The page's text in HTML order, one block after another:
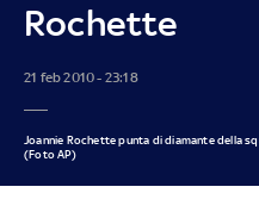
Rochette
21 feb 2010 - 23:18
Joannie Rochette punta di diamante della
(Foto AP)